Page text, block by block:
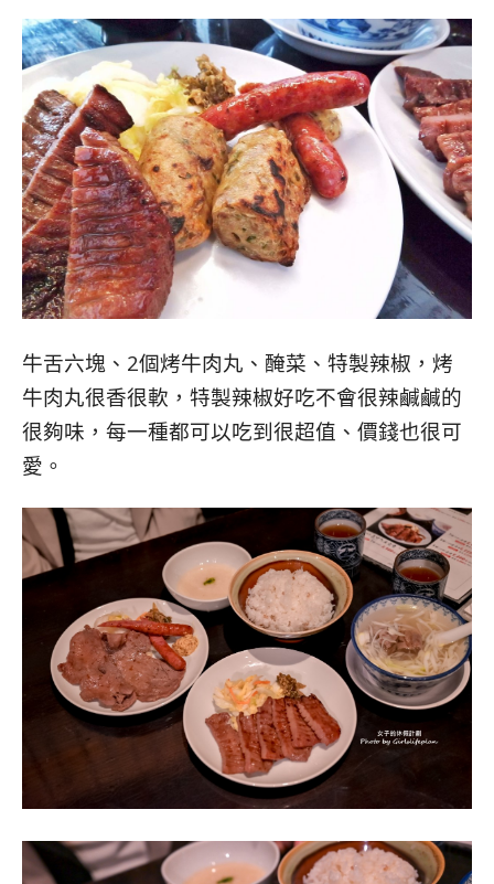
牛舌六塊、2個烤牛肉丸、醃菜、特製辣椒，烤
牛肉丸很香很軟，特製辣椒好吃不會很辣鹹鹹的
很夠味，每一種都可以吃到很超值、價錢也很可
愛。